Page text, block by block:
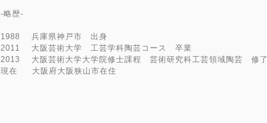
‐略歴‐
1988 兵庫県神戸市 出身
2011 大阪芸術大学 工芸学科陶芸コース 卒業
2013 大阪芸術大学大学院修士課程 芸術研究科工芸領域陶芸 修了
現在 大阪府大阪狭山市在住